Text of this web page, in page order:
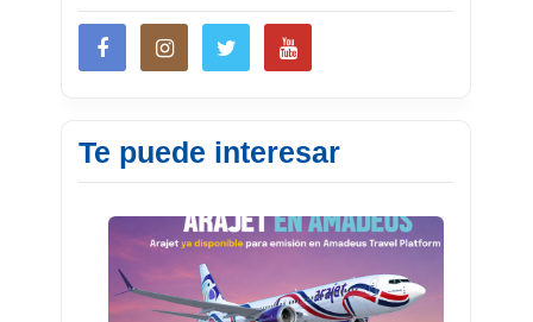
Te puede interesar